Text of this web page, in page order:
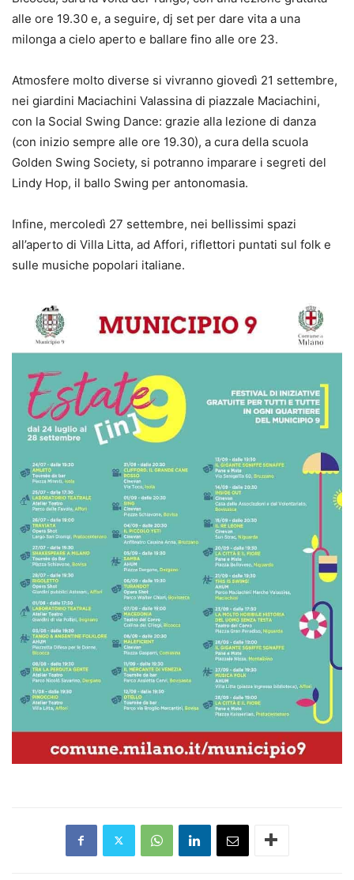
alle ore 19.30 e, a seguire, dj set per dare vita a una
milonga a cielo aperto e ballare fino alle ore 23.
Atmosfere molto diverse si vivranno giovedì 21 settembre,
nei giardini Maciachini Valassina di piazzale Maciachini,
con la Social Swing Dance: grazie alla lezione di danza
(con inizio sempre alle ore 19.30), a cura della scuola
Golden Swing Society, si potranno imparare i segreti del
Lindy Hop, il ballo Swing per antonomasia.
Infine, mercoledì 27 settembre, nei bellissimi spazi
all’aperto di Villa Litta, ad Affori, riflettori puntati sul folk e
sulle musiche popolari italiane.